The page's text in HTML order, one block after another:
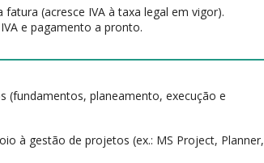
(acresce IVA à taxa legal em vigor).
e pagamento a pronto.
(fundamentos, planeamento, execução e
à gestão de projetos (ex.: MS Project, Planner,